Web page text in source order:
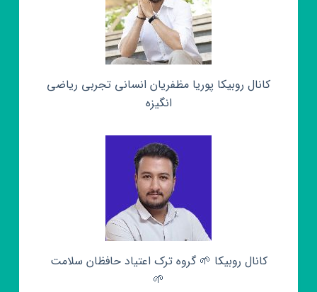
کانال روبیکا پوریا مظفریان انسانی تجربی ریاضی
انگیزه
کانال روبیکا 🌱 گروه ترک اعتیاد حافظان سلامت
🌱